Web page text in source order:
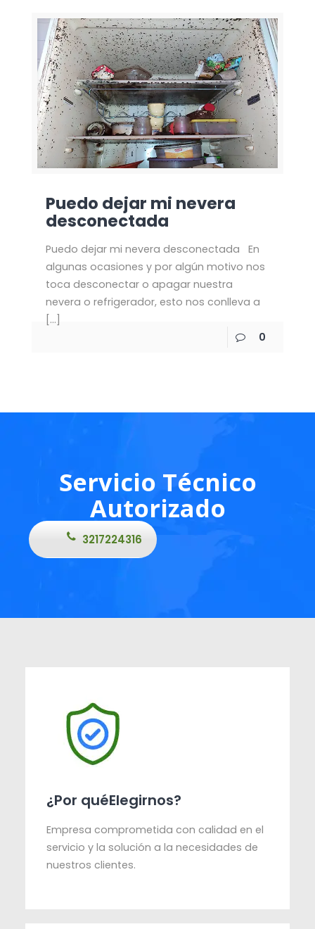
Puedo dejar mi nevera
desconectada
Puedo dejar mi nevera desconectada En
algunas ocasiones y por algún motivo nos
toca desconectar o apagar nuestra
nevera o refrigerador, esto nos conlleva a
[…]
0
Servicio Técnico
Autorizado
3217224316
¿Por quéElegirnos?
Empresa comprometida con calidad en el
servicio y la solución a la necesidades de
nuestros clientes.